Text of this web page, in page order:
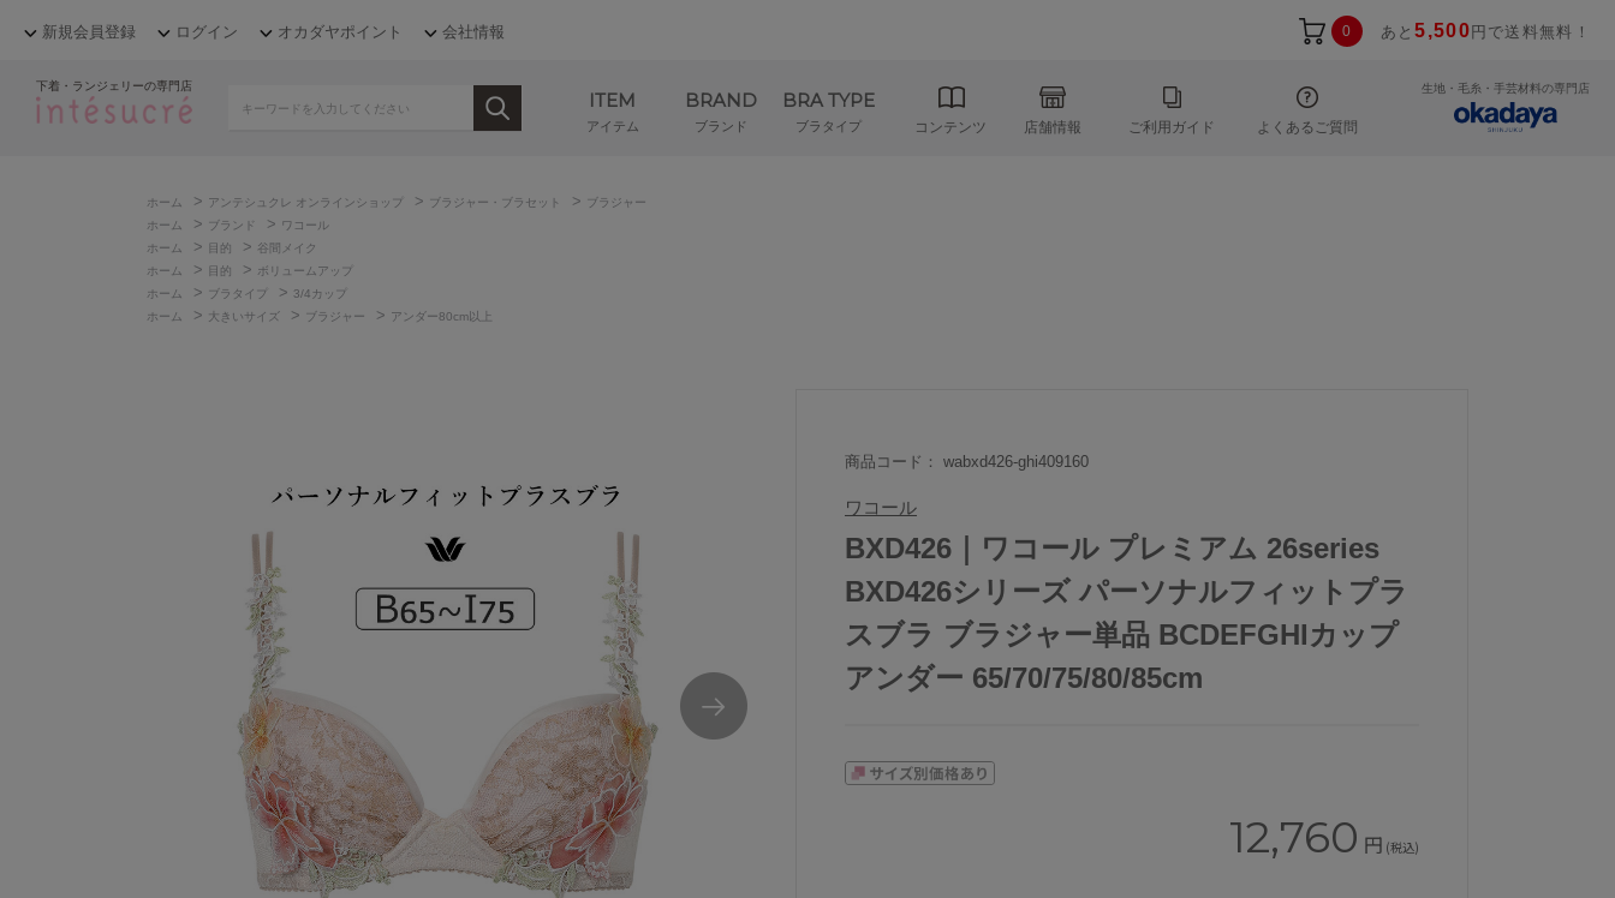
新規会員登録 ログイン オカダヤポイント 会社情報 0 あと5,500 円で送料無料！
下着・ランジェリーの専門店
ITEM
アイテム
BRAND
ブランド
BRA TYPE
ブラタイプ コンテンツ 店舗情報 ご利用ガイド よくあるご質問
生地・毛糸・手芸材料の専門店
ホーム > アンテシュクレ オンラインショップ > ブラジャー・ブラセット > ブラジャー
ホーム
> ブランド > ワコール
ホーム
> 目的 > 谷間メイク
ホーム
> 目的 > ボリュームアップ
ホーム
> ブラタイプ > 3/4カップ
ホーム
> 大きいサイズ > ブラジャー > アンダー80cm以上
商品コード： wabxd426-ghi409160
ワコール
BXD426｜ワコール プレミアム 26series
BXD426シリーズ パーソナルフィットプラ
スブラ ブラジャー単品 BCDEFGHIカップ
アンダー 65/70/75/80/85cm
12,760 円 (税込)